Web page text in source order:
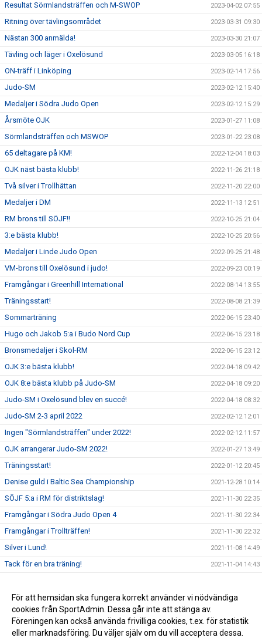
Resultat Sörmlandsträffen och M-SWOP 2023-04-02 07:55
Ritning över tävlingsområdet 2023-03-31 09:30
Nästan 300 anmälda! 2023-03-30 21:07
Tävling och läger i Oxelösund 2023-03-05 16:18
ON-träff i Linköping 2023-02-14 17:56
Judo-SM 2023-02-12 15:40
Medaljer i Södra Judo Open 2023-02-12 15:29
Årsmöte OJK 2023-01-27 11:08
Sörmlandsträffen och MSWOP 2023-01-22 23:08
65 deltagare på KM! 2022-12-04 18:03
OJK näst bästa klubb! 2022-11-26 21:18
Två silver i Trollhättan 2022-11-20 22:00
Medaljer i DM 2022-11-13 12:51
RM brons till SÖJF!! 2022-10-25 21:04
3:e bästa klubb! 2022-10-25 20:56
Medaljer i Linde Judo Open 2022-09-25 21:48
VM-brons till Oxelösund i judo! 2022-09-23 00:19
Framgångar i Greenhill International 2022-08-14 13:55
Träningsstart! 2022-08-08 21:39
Sommarträning 2022-06-15 23:40
Hugo och Jakob 5:a i Budo Nord Cup 2022-06-15 23:18
Bronsmedaljer i Skol-RM 2022-06-15 23:12
OJK 3:e bästa klubb! 2022-04-18 09:42
OJK 8:e bästa klubb på Judo-SM 2022-04-18 09:20
Judo-SM i Oxelösund blev en succé! 2022-04-18 08:32
Judo-SM 2-3 april 2022 2022-02-12 12:01
Ingen "Sörmlandsträffen" under 2022! 2022-02-12 11:57
OJK arrangerar Judo-SM 2022! 2022-01-27 13:49
Träningsstart! 2022-01-12 20:45
Denise guld i Baltic Sea Championship 2021-12-28 10:14
SÖJF 5:a i RM för distriktslag! 2021-11-30 22:35
Framgångar i Södra Judo Open 4 2021-11-30 22:34
Framgångar i Trollträffen! 2021-11-30 22:32
Silver i Lund! 2021-11-08 14:49
Tack för en bra träning! 2021-11-04 14:43
Bronsmedaljer till Hugo och Jakob! 2021-11-01 22:45
Denise på Europacup! 2021-10-31 22:51
För att hemsidan ska fungera korrekt använder vi nödvändiga
cookies från SportAdmin. Dessa går inte att stänga av.
Föreningen kan också använda frivilliga cookies, t.ex. för statistik
eller marknadsföring. Du väljer själv om du vill acceptera dessa.